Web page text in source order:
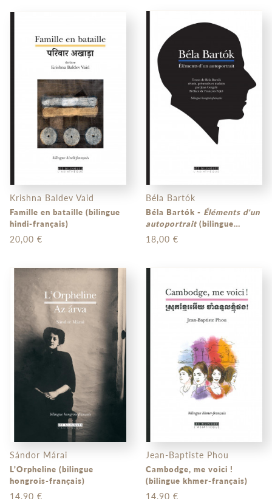
Krishna Baldev Vaid
Famille en bataille (bilingue
hindi-français)
20,00 €
Béla Bartók
Béla Bartók - Éléments d'un
autoportrait(bilingue
hongrois-français)
18,00 €
Sándor Márai
L'Orpheline (bilingue
hongrois-français)
14,90 €
Jean-Baptiste Phou
Cambodge, me voici !
(bilingue khmer-français)
14,90 €